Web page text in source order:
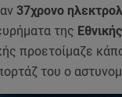
37χρονο
της
προετοίμαζε
του ο